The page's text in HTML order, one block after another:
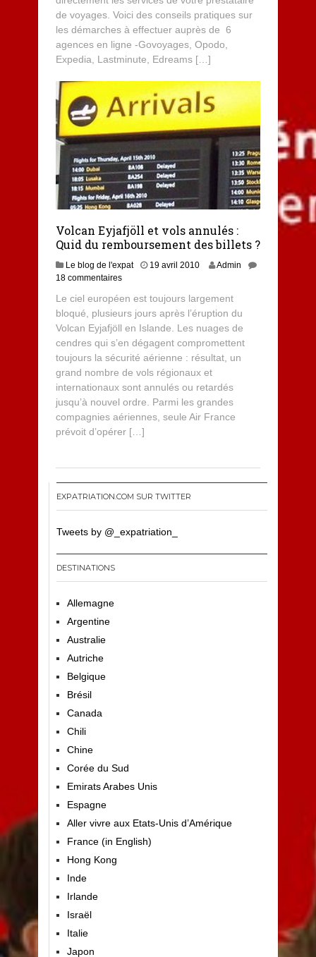
de voyages. Voici des conseils pratiques sur
les démarches à effectuer auprès de 6
agences en ligne -Govoyages, Opodo,
Expedia, Lastminute, Edreams […]
Volcan Eyjafjöll et vols annulés :
Quid du remboursement des billets ?
Le blog de l'expat 19 avril 2010
Admin
18 commentaires
Le ciel européen est toujours largement
bloqué, plusieurs jours après l’éruption du
Volcan Eyjafjöll en Islande. Les nuages de
cendres qui s’en dégagent compromettent
toujours la sécurité aérienne : résultat, un
grand nombre de vols régionaux et
internationaux sont annulés ou retardés
jusqu’à nouvel ordre. Parmi les grandes
compagnies aériennes, seule Air France
prévoit d’opérer […]
EXPATRIATION.COM SUR TWITTER
Tweets by @_expatriation_
DESTINATIONS
Allemagne
Argentine
Australie
Autriche
Belgique
Brésil
Canada
Chili
Chine
Corée du Sud
Emirats Arabes Unis
Espagne
Aller vivre aux Etats-Unis d’Amérique
France (in English)
Hong Kong
Inde
Irlande
Israël
Italie
Japon